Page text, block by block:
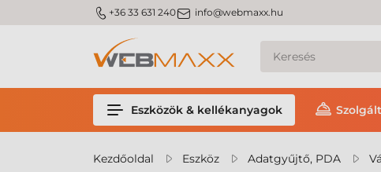
m_phone +36 33 631 240m_email info@webmaxx.hu
Eszközök & kellékanyagok
Kezdőoldal Eszköz Adatgyűjtő, PDA